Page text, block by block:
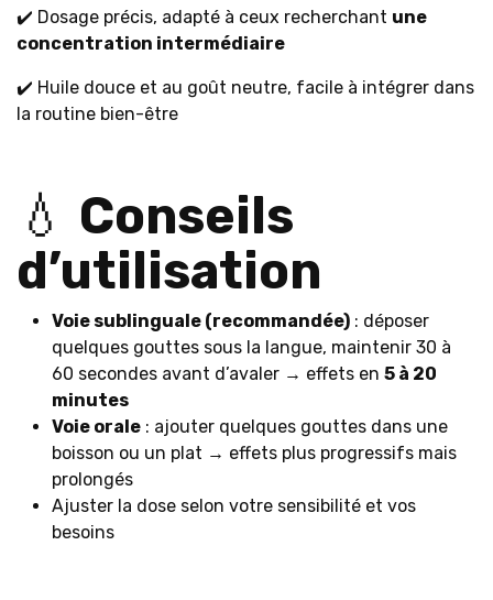
✔️ Dosage précis, adapté à ceux recherchant une
concentration intermédiaire
✔️ Huile douce et au goût neutre, facile à intégrer dans
la routine bien-être
💧 Conseils
d’utilisation
Voie sublinguale (recommandée) : déposer
quelques gouttes sous la langue, maintenir 30 à
60 secondes avant d’avaler → effets en 5 à 20
minutes
Voie orale : ajouter quelques gouttes dans une
boisson ou un plat → effets plus progressifs mais
prolongés
Ajuster la dose selon votre sensibilité et vos
besoins